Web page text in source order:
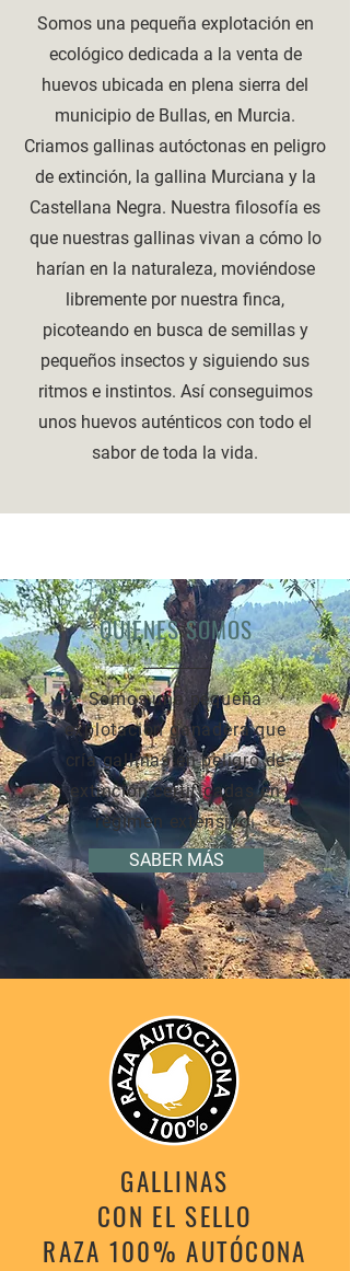
Somos una pequeña explotación en
ecológico dedicada a la venta de
huevos ubicada en plena sierra del
municipio de Bullas, en Murcia.
Criamos gallinas autóctonas en peligro
de extinción, la gallina Murciana y la
Castellana Negra. Nuestra filosofía es
que nuestras gallinas vivan a cómo lo
harían en la naturaleza, moviéndose
libremente por nuestra finca,
picoteando en busca de semillas y
pequeños insectos y siguiendo sus
ritmos e instintos. Así conseguimos
unos huevos auténticos con todo el
sabor de toda la vida.
QUIÉNES SOMOS
Somos una pequeña
explotación ganadera que
cría gallinas en peligro de
extinción certificadas en
régimen extensivo.
SABER MÁS
GALLINAS
CON EL SELLO
RAZA 100% AUTÓCONA